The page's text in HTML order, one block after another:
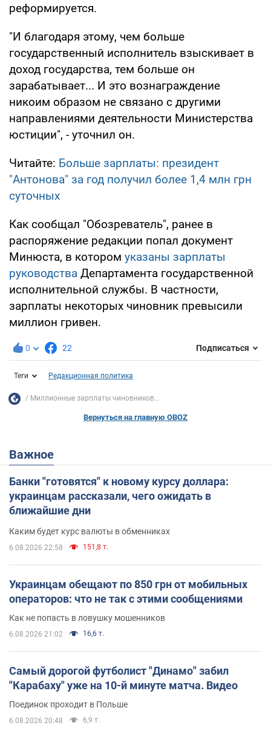
реформируется.
"И благодаря этому, чем больше
государственный исполнитель взыскивает в
доход государства, тем больше он
зарабатывает... И это вознаграждение
никоим образом не связано с другими
направлениями деятельности Министерства
юстиции", - уточнил он.
Читайте: Больше зарплаты: президент
"Антонова" за год получил более 1,4 млн грн
суточных
Как сообщал "Обозреватель", ранее в
распоряжение редакции попал документ
Минюста, в котором указаны зарплаты
руководства Департамента государственной
исполнительной службы. В частности,
зарплаты некоторых чиновник превысили
миллион гривен.
0 22 Подписаться
Теги Редакционная политика
Миллионные зарплаты чиновников...
Вернуться на главную OBOZ
Важное
Банки "готовятся" к новому курсу доллара:
украинцам рассказали, чего ожидать в
ближайшие дни
Каким будет курс валюты в обменниках
6.08.2026 22:58 151,8 т.
Украинцам обещают по 850 грн от мобильных
операторов: что не так с этими сообщениями
Как не попасть в ловушку мошенников
6.08.2026 21:02 16,6 т.
Самый дорогой футболист "Динамо" забил
"Карабаху" уже на 10-й минуте матча. Видео
Поединок проходит в Польше
6.08.2026 20:48 6,9 т.